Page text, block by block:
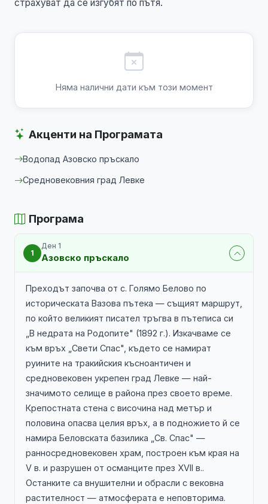
страхуват да се изгубят по пътя.
Няма налични дати към този момент
Акценти на Програмата
Водопад Азовско пръскало
Средновековния град Левке
Програма
1
Ден 1
Азовско пръскало
Преходът започва от с. Голямо Белово по
историческата Вазова пътека — същият маршрут,
по който великият писател тръгва в пътеписа си
„В недрата на Родопите" (1892 г.). Изкачваме се
към връх „Свети Спас", където се намират
руините на тракийския късноантичен и
средновековен укрепен град Левке — най-
значимото селище в района през своето време.
Крепостната стена с височина над метър и
половина опасва целия връх, а в подножието й се
намира Беловската базилика „Св. Спас" —
ранносредновековен храм, построен към края на
V в. и разрушен от османците през XVII в..
Останките са внушителни и обрасли с вековна
растителност — атмосферата е неповторима.